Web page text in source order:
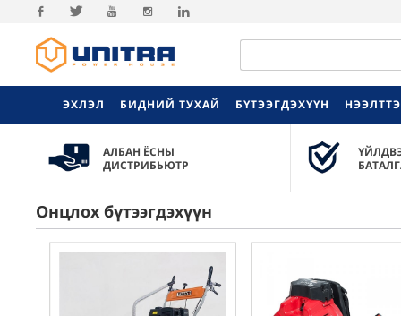
Facebook
ЭХЛЭЛ БИДНИЙ ТУХАЙ БҮТЭЭГДЭХҮҮН
АЛБАН ЁСНЫ
ДИСТРИБЬЮТР
Онцлох бүтээгдэхүүн